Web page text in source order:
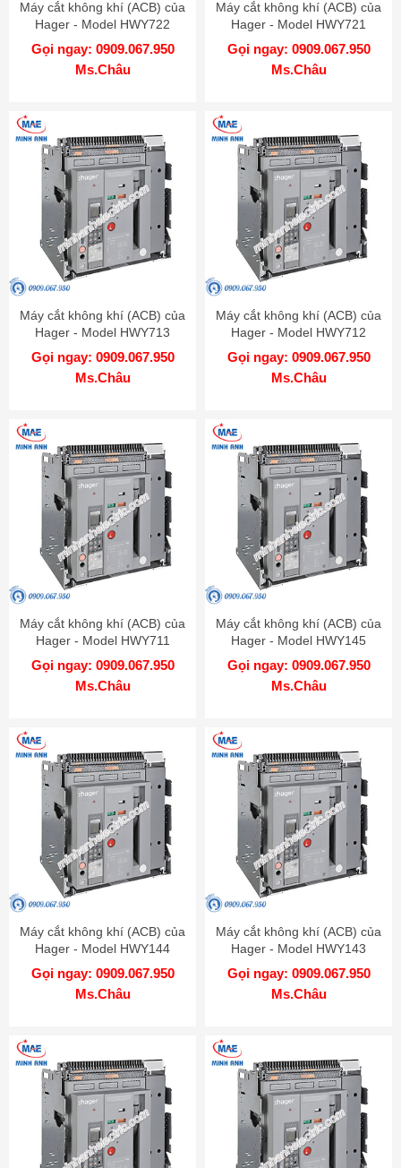
Máy cắt không khí (ACB) của
Hager - Model HWY722
Gọi ngay: 0909.067.950
Ms.Châu
Máy cắt không khí (ACB) của
Hager - Model HWY721
Gọi ngay: 0909.067.950
Ms.Châu
Máy cắt không khí (ACB) của
Hager - Model HWY713
Gọi ngay: 0909.067.950
Ms.Châu
Máy cắt không khí (ACB) của
Hager - Model HWY712
Gọi ngay: 0909.067.950
Ms.Châu
Máy cắt không khí (ACB) của
Hager - Model HWY711
Gọi ngay: 0909.067.950
Ms.Châu
Máy cắt không khí (ACB) của
Hager - Model HWY145
Gọi ngay: 0909.067.950
Ms.Châu
Máy cắt không khí (ACB) của
Hager - Model HWY144
Gọi ngay: 0909.067.950
Ms.Châu
Máy cắt không khí (ACB) của
Hager - Model HWY143
Gọi ngay: 0909.067.950
Ms.Châu